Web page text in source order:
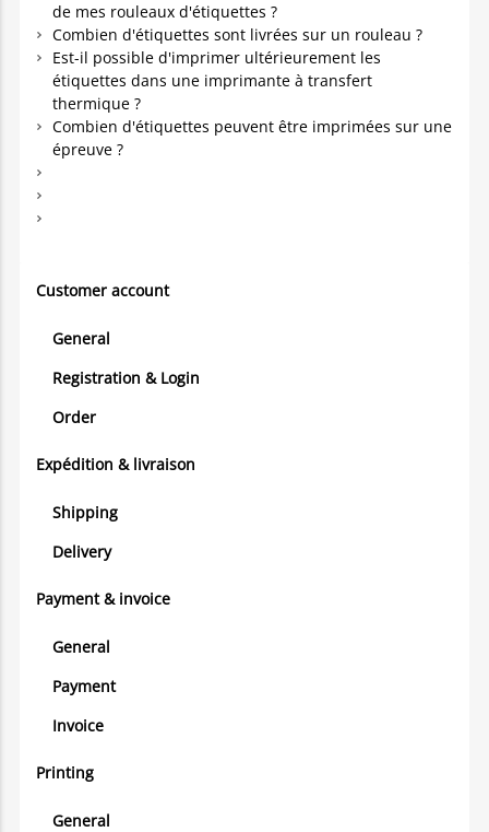
Customer account
General
Registration & Login
Order
Expédition & livraison
Shipping
Delivery
Payment & invoice
General
Payment
Invoice
Printing
General
de mes rouleaux d'étiquettes ?
Combien d'étiquettes sont livrées sur un rouleau ?
Est-il possible d'imprimer ultérieurement les
étiquettes dans une imprimante à transfert
thermique ?
Combien d'étiquettes peuvent être imprimées sur une
épreuve ?